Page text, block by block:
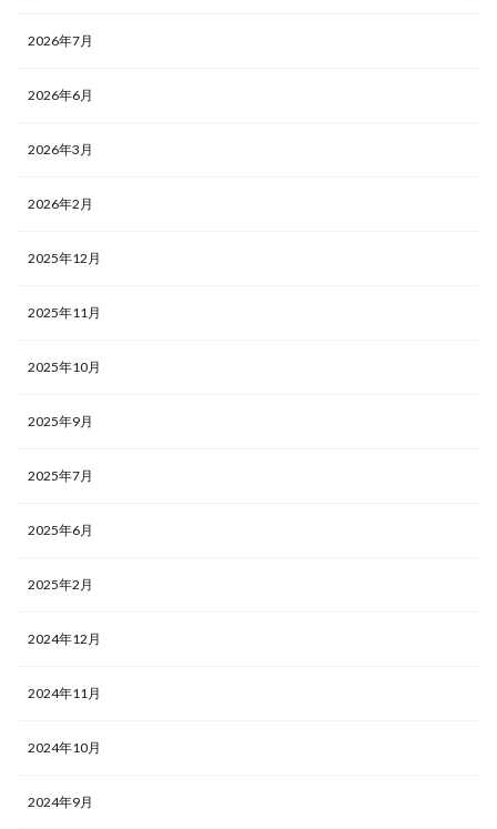
2026年7月
2026年6月
2026年3月
2026年2月
2025年12月
2025年11月
2025年10月
2025年9月
2025年7月
2025年6月
2025年2月
2024年12月
2024年11月
2024年10月
2024年9月